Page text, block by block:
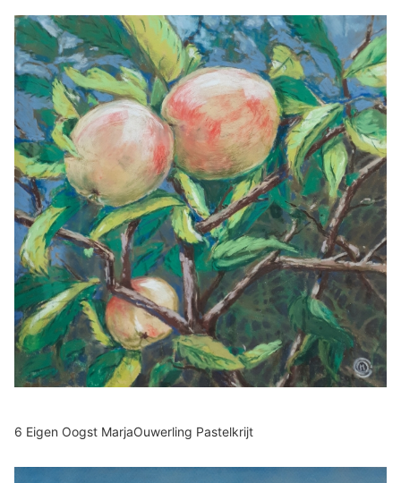
6 Eigen Oogst MarjaOuwerling Pastelkrijt